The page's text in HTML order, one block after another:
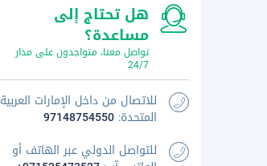
هل تحتاج إلى
مساعدة؟
تواصل معنا، متواجدون على مدار
24/7
للاتصال من داخل الإمارات العربية
المتحدة: 97148754550
للتواصل الدولي عبر الهاتف أو